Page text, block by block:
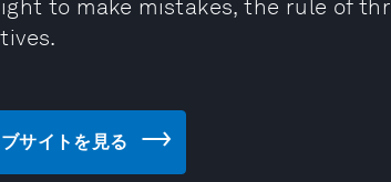
to make mistakes, the rule of
サイトを見る